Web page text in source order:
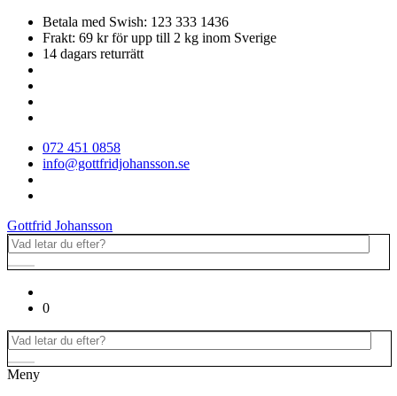
Betala med Swish: 123 333 1436
Frakt: 69 kr för upp till 2 kg inom Sverige
14 dagars returrätt
072 451 0858
info@gottfridjohansson.se
Gottfrid Johansson
0
Meny